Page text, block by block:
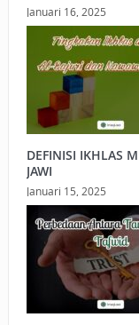
Januari 16, 2025
DEFINISI IKHLAS
JAWI
Januari 15, 2025